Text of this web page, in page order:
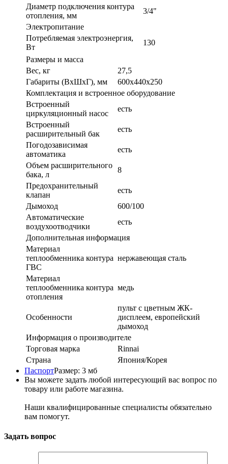
Диаметр подключения контура
отопления, мм
3/4"
Электропитание
Потребляемая электроэнергия,
Вт
130
Размеры и масса
Вес, кг
27,5
Габариты (ВxШxГ), мм
600x440x250
Комплектация и встроенное оборудование
Встроенный
циркуляционный насос
есть
Встроенный
расширительный бак
есть
Погодозависимая
автоматика
есть
Объем расширительного
бака, л
8
Предохранительный
клапан
есть
Дымоход
600/100
Автоматические
воздухоотводчики
есть
Дополнительная информация
Материал
теплообменника контура
ГВС
нержавеющая сталь
Материал
теплообменника контура
отопления
медь
Особенности
пульт с цветным ЖК-
дисплеем, европейский
дымоход
Информация о производителе
Торговая марка
Rinnai
Страна
Япония/Корея
ПаспортРазмер: 3 мб
Вы можете задать любой интересующий вас вопрос по
товару или работе магазина.
Наши квалифицированные специалисты обязательно
вам помогут.
Задать вопрос